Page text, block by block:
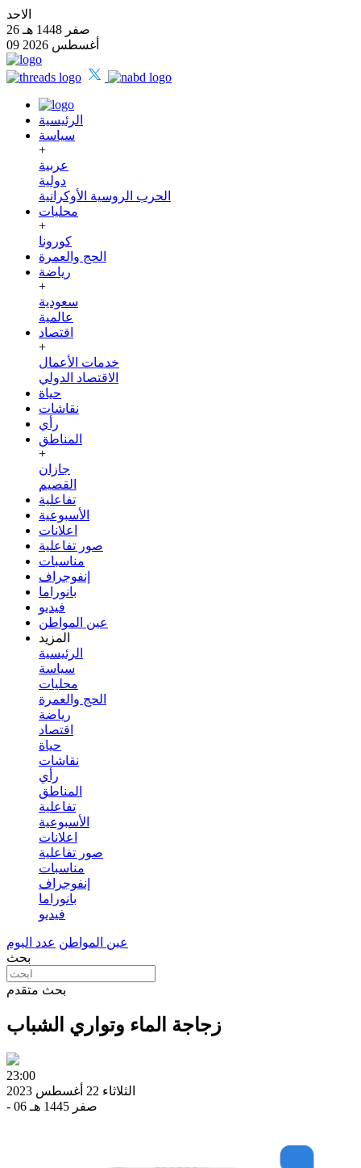
الاحد
26 صفر 1448 هـ
09 أغسطس 2026
الرئيسية
سياسة
+
عربية
دولية
الحرب الروسية الأوكرانية
محليات
+
كورونا
الحج والعمرة
رياضة
+
سعودية
عالمية
اقتصاد
+
خدمات الأعمال
الاقتصاد الدولي
حياة
نقاشات
رأي
المناطق
+
جازان
القصيم
تفاعلية
الأسبوعية
اعلانات
صور تفاعلية
مناسبات
إنفوجراف
بانوراما
فيديو
عين المواطن
المزيد
الرئيسية
سياسة
محليات
الحج والعمرة
رياضة
اقتصاد
حياة
نقاشات
رأي
المناطق
تفاعلية
الأسبوعية
اعلانات
صور تفاعلية
مناسبات
إنفوجراف
بانوراما
فيديو
عين المواطن عدد اليوم
بحث
بحث متقدم
زجاجة الماء وتواري الشباب
23:00
الثلاثاء 22 أغسطس 2023
- 06 صفر 1445 هـ